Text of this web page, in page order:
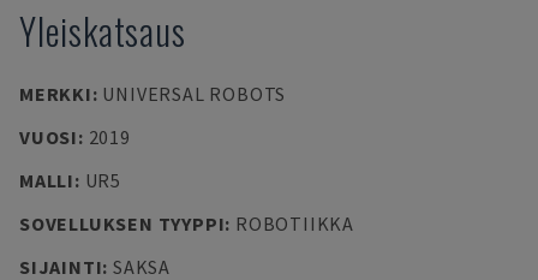
Yleiskatsaus
MERKKI: UNIVERSAL ROBOTS
VUOSI: 2019
MALLI: UR5
SOVELLUKSEN TYYPPI: ROBOTIIKKA
SIJAINTI: SAKSA